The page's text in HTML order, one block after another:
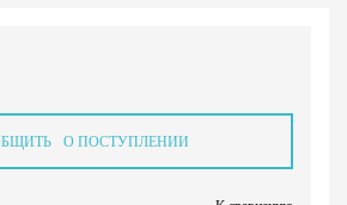
О ПОСТУПЛЕНИИ